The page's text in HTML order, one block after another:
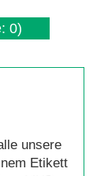
0)
unsere
Etikett